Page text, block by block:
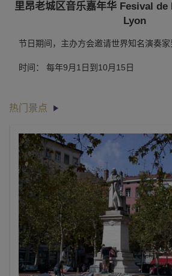
里昂老城区音乐嘉年华 Fesival
Lyon
节日期间，主办方会邀请世界知名演奏
时间： 每年9月1日到10月15日
热门景点